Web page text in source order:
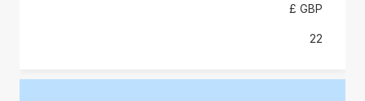
GBP £